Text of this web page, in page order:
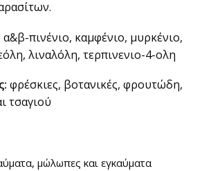
α&β-πινένιο, καμφένιο, μυρκένιο,
λιναλόλη, τερπινενιο-4-ολη
φρέσκιες, βοτανικές, φρουτώδη,
τσαγιού
μώλωπες και εγκαύματα